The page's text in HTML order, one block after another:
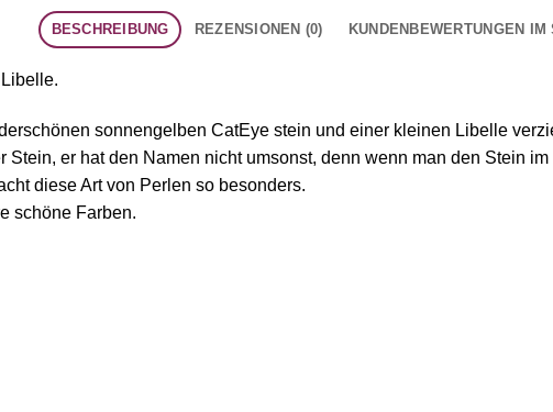
BESCHREIBUNG REZENSIONEN (0) KUNDENBEWERTUNGEN IM
sonnengelben CatEye stein und einer kleinen Libelle
Stein, er hat den Namen nicht umsonst, denn wenn man den Stein
diese Art von Perlen so besonders.
schöne Farben.